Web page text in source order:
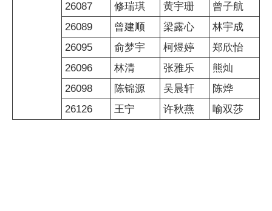
26087
修瑞琪 黄宇珊
曾子航
26089
曾建顺 梁露心
林宇成
26095
俞梦宇 柯煜婷
郑欣怡
26096
林清 张雅乐
熊灿
26098
陈锦源 吴晨轩
陈烨
26126
王宁 许秋燕 喻双莎